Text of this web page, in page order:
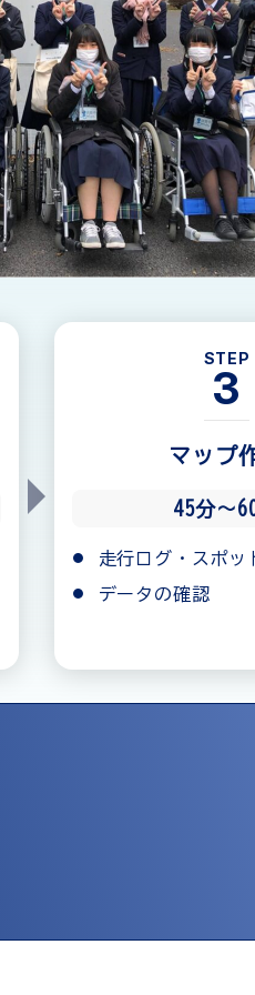
STEP
3
マップ
45分〜
走行ログ・スポッ
データの確認